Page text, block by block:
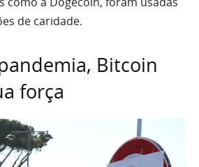
de caridade.
Bitcoin
força